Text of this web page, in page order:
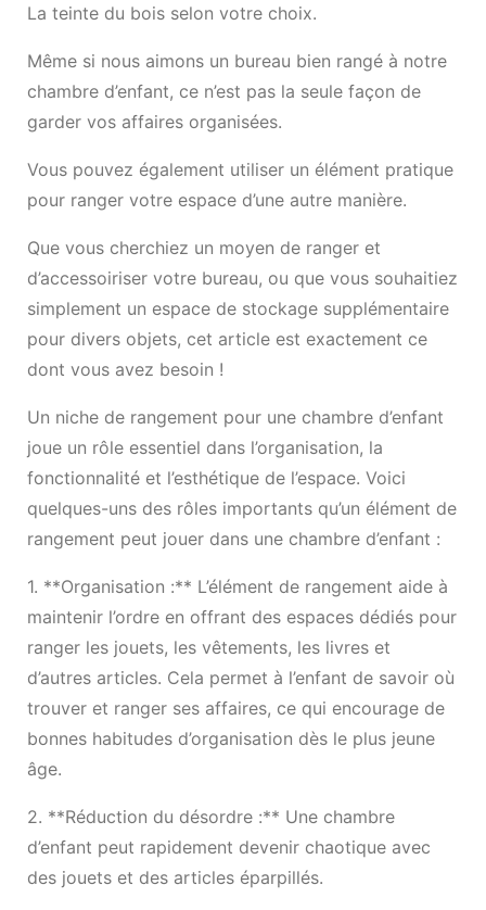
La teinte du bois selon votre choix.
Même si nous aimons un bureau bien rangé à notre
chambre d’enfant, ce n’est pas la seule façon de
garder vos affaires organisées.
Vous pouvez également utiliser un élément pratique
pour ranger votre espace d’une autre manière.
Que vous cherchiez un moyen de ranger et
d’accessoiriser votre bureau, ou que vous souhaitiez
simplement un espace de stockage supplémentaire
pour divers objets, cet article est exactement ce
dont vous avez besoin !
Un niche de rangement pour une chambre d’enfant
joue un rôle essentiel dans l’organisation, la
fonctionnalité et l’esthétique de l’espace. Voici
quelques-uns des rôles importants qu’un élément de
rangement peut jouer dans une chambre d’enfant :
1. **Organisation :** L’élément de rangement aide à
maintenir l’ordre en offrant des espaces dédiés pour
ranger les jouets, les vêtements, les livres et
d’autres articles. Cela permet à l’enfant de savoir où
trouver et ranger ses affaires, ce qui encourage de
bonnes habitudes d’organisation dès le plus jeune
âge.
2. **Réduction du désordre :** Une chambre
d’enfant peut rapidement devenir chaotique avec
des jouets et des articles éparpillés.